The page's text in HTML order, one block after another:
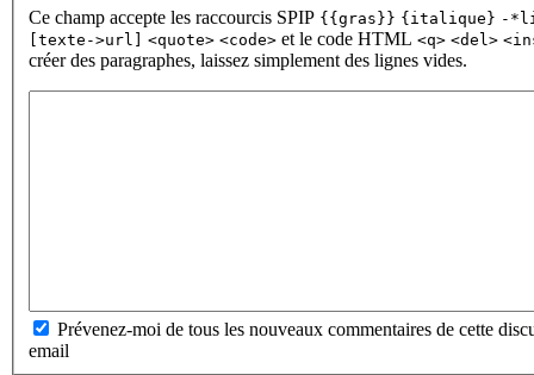
Ce champ accepte les raccourcis SPIP {{gras}} {italique} -
[texte->url]
<quote> <code> et le code HTML <q> <del>
créer des paragraphes, laissez simplement des lignes vides.
Prévenez-moi de tous les nouveaux commentaires de cette
email